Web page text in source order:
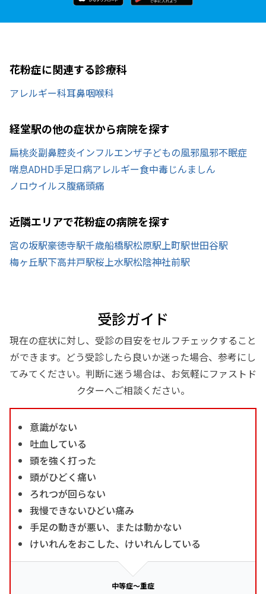
花粉症に関連する診療科
アレルギー科耳鼻咽喉科
経堂駅の他の症状から病院を探す
扁桃炎副鼻腔炎インフルエンザ子どもの風邪風邪不眠症
喘息ADHD手足口病アレルギー食中毒じんましん
ノロウイルス腹痛頭痛
近隣エリアで花粉症の病院を探す
宮の坂駅豪徳寺駅千歳船橋駅松原駅 上町駅世田谷駅
梅ヶ丘駅下高井戸駅桜上水駅松陰神社前駅
受診ガイド
現在の症状に対し、受診の目安をセルフチェックすること
ができます。どう受診したら良いか迷った場合、参考にし
てみてください。判断に迷う場合は、お気軽にファストド
クターへご相談ください。
意識がない
吐血している
頭を強く打った
頭がひどく痛い
ろれつが回らない
我慢できないひどい痛み
手足の動きが悪い、または動かない
けいれんをおこした、けいれんしている
中等症～重症